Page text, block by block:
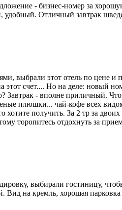
- бизнес-номер за
Отличный завтрак
выбрали этот отель по цене
этот счет.... Но на деле: новый
Завтрак - вполне приличный.
плюшки... чай-кофе всех
хотите получить. За 2 тр за
торопитесь отдохнуть за
выбирали гостиницу,
Вид на кремль, хорошая